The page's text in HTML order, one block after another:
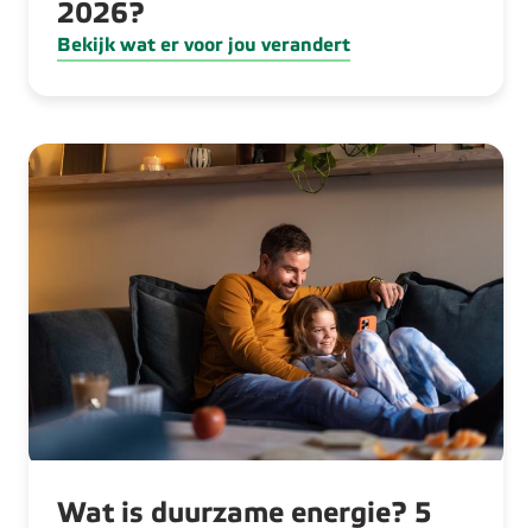
2026?
Bekijk wat er voor jou verandert
Wat is duurzame energie? 5